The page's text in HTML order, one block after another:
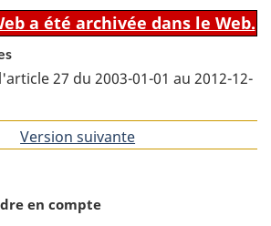
a été archivée dans le Web.
27 du 2003-01-01 au 2012-12-
Version suivante
en compte